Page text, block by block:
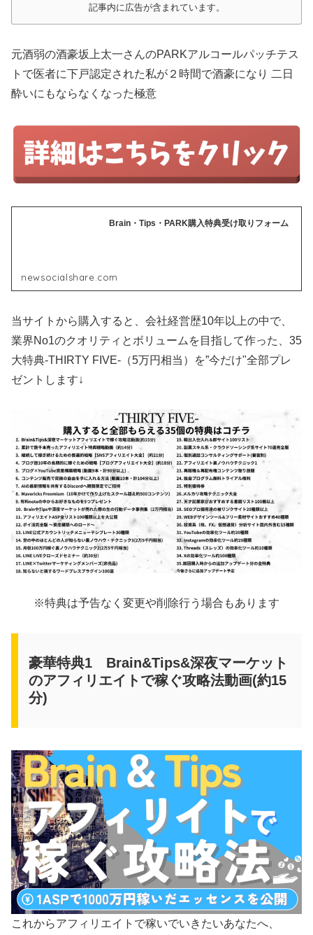
記事内に広告が含まれています。
元酒弱の酒豪坂上太一さんのPARKアルコールパッチテス
トで医者に下戸認定された私が２時間で酒豪になり 二日
酔いにもならなくなった極意
Brain・Tips・PARK購入特典受け取りフォーム
newsocialshare.com
当サイトから購入すると、会社経営歴10年以上の中で、
業界No1のクオリティとボリュームを目指して作った、35
大特典-THIRTY FIVE-（5万円相当）を”今だけ"全部プレ
ゼントします↓
※特典は予告なく変更や削除行う場合もあります
豪華特典1 Brain&Tips&深夜マーケット
のアフィリエイトで稼ぐ攻略法動画(約15
分)
これからアフィリエイトで稼いでいきたいあなたへ、